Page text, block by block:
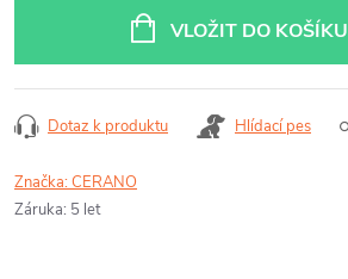
VLOŽIT DO KOŠÍKU
Dotaz k produktu Hlídací pes
Značka:CERANO
Záruka: 5 let